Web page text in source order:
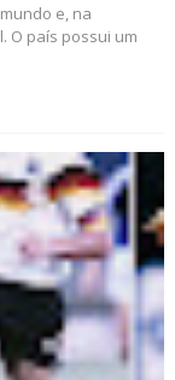
e, na
O país possui um